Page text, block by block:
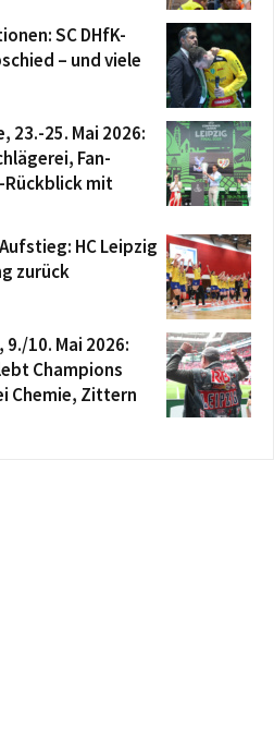
SC DHfK-
– und viele
23.-25. Mai 2026:
Fan-
Rückblick mit
HC Leipzig
zurück
10. Mai 2026:
Champions
Chemie, Zittern